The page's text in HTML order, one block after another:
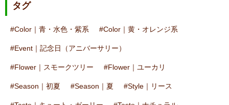
タグ
Color｜青・水色・紫系 Color｜黄・オレンジ系
Event｜記念日（アニバーサリー）
Flower｜スモークツリー Flower｜ユーカリ
Season｜初夏 Season｜夏 Style｜リース